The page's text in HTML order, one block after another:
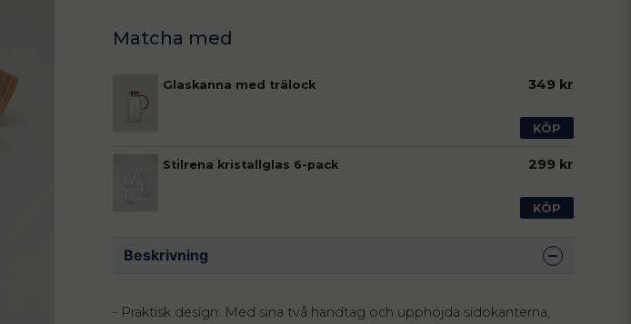
Glaskanna med trälock 349 kr
KÖP
Stilrena kristallglas 6-pack 299 kr
KÖP
Beskrivning
- Praktisk design: Med sina två handtag och upphöjda sidokanterna,